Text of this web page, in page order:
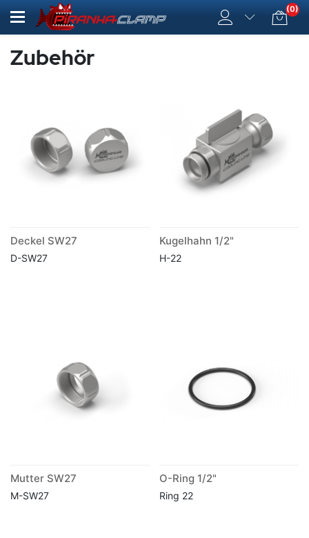
(0)
Zubehör
Deckel SW27
D-SW27
Kugelhahn 1/2"
H-22
Mutter SW27
M-SW27
O-Ring 1/2"
Ring 22